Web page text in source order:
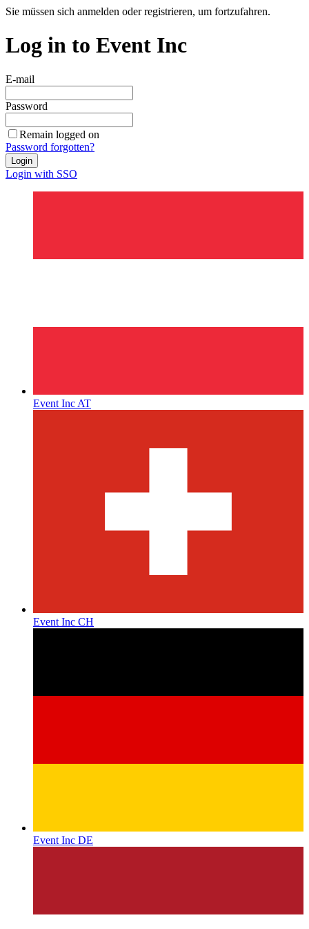
Sie müssen sich anmelden oder registrieren, um fortzufahren.
Log in to Event Inc
E-mail
Password
Remain logged on
Password forgotten?
Login
Login with SSO
Event Inc AT
Event Inc CH
Event Inc DE